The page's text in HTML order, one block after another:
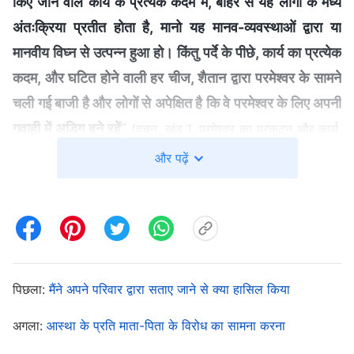
अंतःक्रिया प्रतीत होता है, मानो यह मानव-व्यवस्थाओं द्वारा या
मानवीय विघ्न से उत्पन्न हुआ हो। किंतु पर्दे के पीछे, कार्य का प्रत्येक
कदम, और घटित होने वाली हर चीज, शैतान द्वारा परमेश्वर के सामने
चली गई बाजी है और लोगों से अपेक्षित है कि वे परमेश्वर के लिए अपनी
गवाही में अडिग बने रहें”
(वचन, खंड 1, परमेश्वर का प्रकटन और कार्य,
केवल परमेश्वर से प्रेम करना ही वास्तव में परमेश्वर पर विश्वास करना
शैतान चाहता था कि उसके परिजन उसे बाधित करके परमेश्वर को
उद्धार पाने का अपना अवसर गँवा दे। शैतान सचमुच कपटी और
है और जीवन में किसी व्यक्ति को किन चीजों का अनुभव करना चाहिए
और पढ़ें
पिछला:मैंने अपने परिवार द्वारा सताए जाने से क्या हासिल किया
अगला: आस्था के प्रति माता-पिता के विरोध का सामना करना